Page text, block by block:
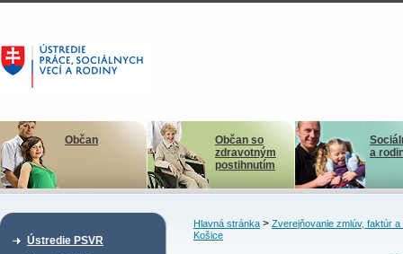
Občan
Občan so
zdravotným
postihnutím
a
Ústredie PSVR
Hlavná stránka> Zverejňovanie zmlúv, faktúr a
Košice